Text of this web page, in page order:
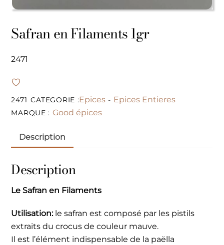
Safran en Filaments 1gr
2471
2471 CATEGORIE :Epices - Epices Entieres
MARQUE : Good épices
Description
Description
Le Safran en Filaments
Utilisation:le safran est composé par les pistils
extraits du crocus de couleur mauve.
Il est l’élément indispensable de la paëlla